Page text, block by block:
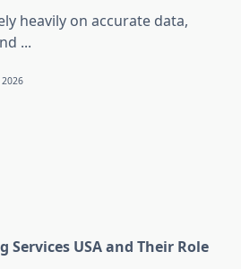
heavily on accurate data,
...
2026
USA and Their Role